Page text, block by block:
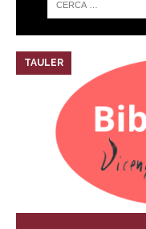
TAULER